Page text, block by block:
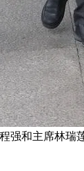
和主席林